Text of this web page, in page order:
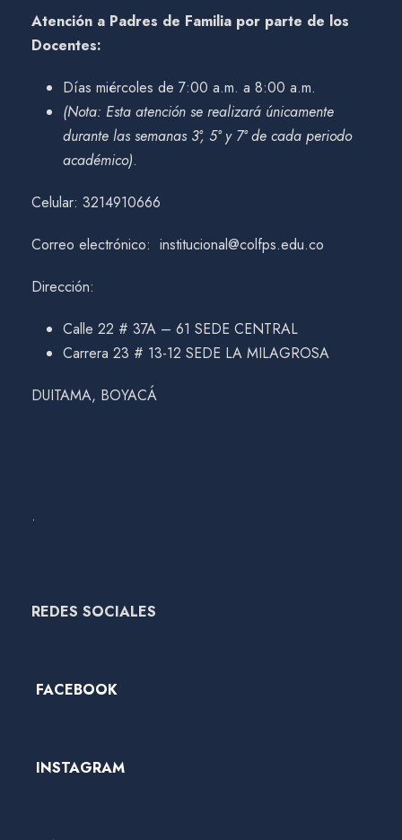
Atención a Padres de Familia por parte de los
Docentes:
Días miércoles de 7:00 a.m. a 8:00 a.m.
(Nota: Esta atención se realizará únicamente
durante las semanas 3°, 5° y 7° de cada periodo
académico).
Celular: 3214910666
Correo electrónico: institucional@colfps.edu.co
Dirección:
Calle 22 # 37A – 61 SEDE CENTRAL
Carrera 23 # 13-12 SEDE LA MILAGROSA
DUITAMA, BOYACÁ
.
REDES SOCIALES
FACEBOOK
INSTAGRAM